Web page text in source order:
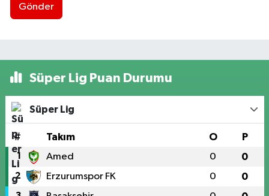
Gönder
Süper Lig Puan Durumu
Süper Lig
# Takım O P
1 Amed 0 0
2 Erzurumspor FK 0 0